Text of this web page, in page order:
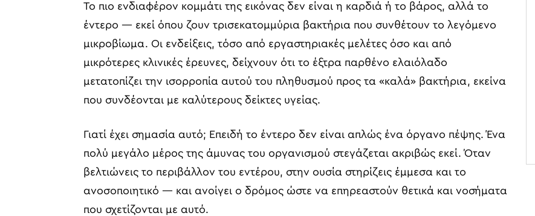
Το πιο ενδιαφέρον κομμάτι της εικόνας δεν είναι η καρδιά ή το βάρος, αλλά το
έντερο — εκεί όπου ζουν τρισεκατομμύρια βακτήρια που συνθέτουν το λεγόμενο
μικροβίωμα. Οι ενδείξεις, τόσο από εργαστηριακές μελέτες όσο και από
μικρότερες κλινικές έρευνες, δείχνουν ότι το έξτρα παρθένο ελαιόλαδο
μετατοπίζει την ισορροπία αυτού του πληθυσμού προς τα «καλά» βακτήρια, εκείνα
που συνδέονται με καλύτερους δείκτες υγείας.
Γιατί έχει σημασία αυτό; Επειδή το έντερο δεν είναι απλώς ένα όργανο πέψης. Ένα
πολύ μεγάλο μέρος της άμυνας του οργανισμού στεγάζεται ακριβώς εκεί. Όταν
βελτιώνεις το περιβάλλον του εντέρου, στην ουσία στηρίζεις έμμεσα και το
ανοσοποιητικό — και ανοίγει ο δρόμος ώστε να επηρεαστούν θετικά και νοσήματα
που σχετίζονται με αυτό.